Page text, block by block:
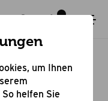
um Ihnen
helfen Sie